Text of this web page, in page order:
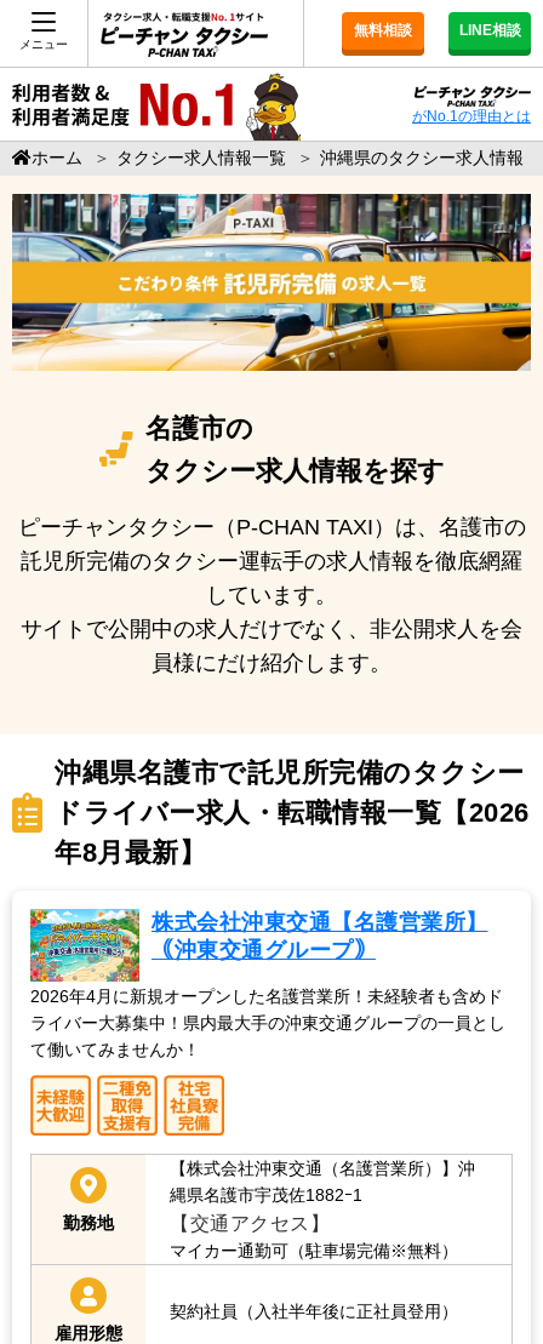
メニュー
無料相談 LINE相談
がNo.1の理由とは
ホーム ＞ タクシー求人情報一覧 ＞ 沖縄県のタクシー求人情報
名護市の
タクシー求人情報を探す
ピーチャンタクシー（P-CHAN TAXI）は、名護市の
託児所完備のタクシー運転手の求人情報を徹底網羅
しています。
サイトで公開中の求人だけでなく、非公開求人を会
員様にだけ紹介します。
沖縄県名護市で託児所完備のタクシー
ドライバー求人・転職情報一覧【2026
年8月最新】
株式会社沖東交通【名護営業所】
｟沖東交通グループ｠
2026年4月に新規オープンした名護営業所！未経験者も含めド
ライバー大募集中！県内最大手の沖東交通グループの一員とし
て働いてみませんか！
勤務地
【株式会社沖東交通（名護営業所）】沖
縄県名護市宇茂佐1882ｰ1
【交通アクセス】
マイカー通勤可（駐車場完備※無料）
雇用形態
契約社員（入社半年後に正社員登用）